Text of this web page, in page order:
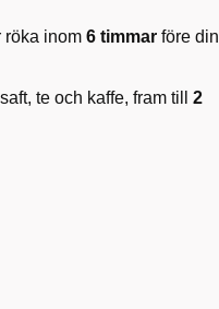
röka inom 6 timmar före din
te och kaffe, fram till 2